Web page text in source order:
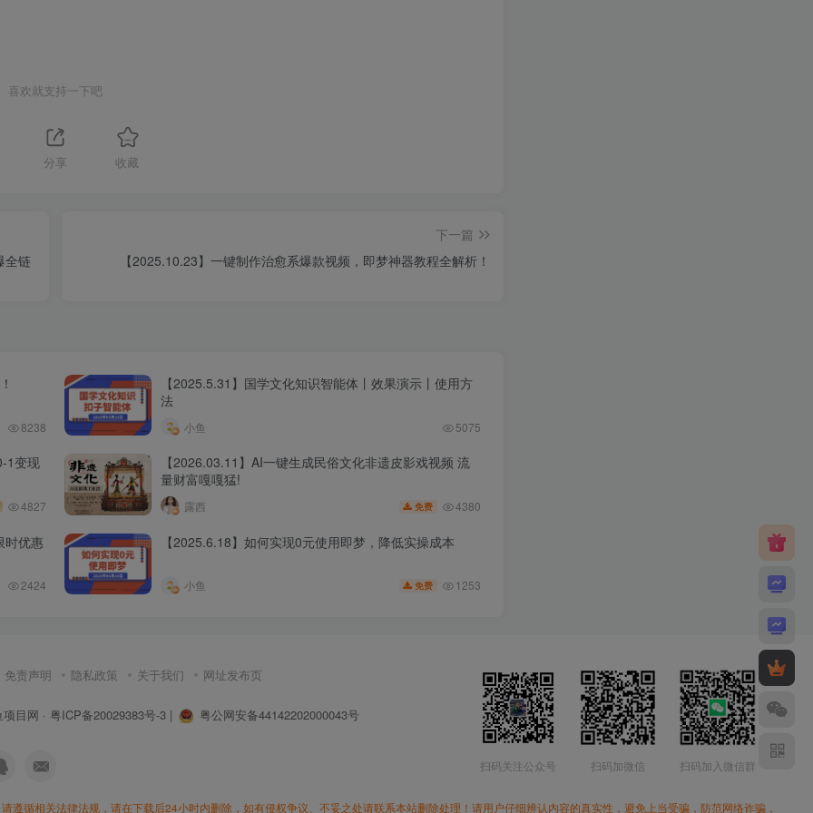
喜欢就支持一下吧
分享 收藏
全链
下一篇
【2025.10.23】一键制作治愈系爆款视频，即梦神器教程全解析！
8238
【2025.5.31】国学文化知识智能体丨效果演示丨使用方
法
小鱼 5075
1变现
4827
【2026.03.11】AI一键生成民俗文化非遗皮影戏视频 流
量财富嘎嘎猛!
露西 免费 4380
时优惠
2424
【2025.6.18】如何实现0元使用即梦，降低实操成本
小鱼 免费 1253
免责声明 隐私政策 关于我们 网址发布页
项目网 · 粤ICP备20029383号-3 | 粤公网安备44142202000043号
扫码关注公众号 扫码加微信 扫码加入微信群
循相关法律法规，请在下载后24小时内删除，如有侵权争议、不妥之处请联系本站删除处理！请用户仔细辨认内容的真实性，避免上当受骗，防范网络诈骗，